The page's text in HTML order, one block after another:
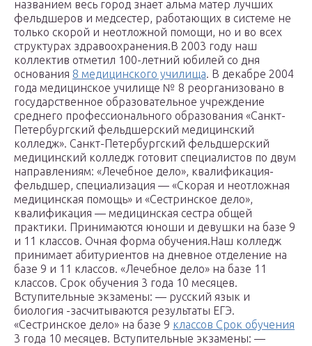
названием весь город знает альма матер лучших
фельдшеров и медсестер, работающих в системе не
только скорой и неотложной помощи, но и во всех
структурах здравоохранения.В 2003 году наш
коллектив отметил 100-летний юбилей со дня
основания 8 медицинского училища. В декабре 2004
года медицинское училище № 8 реорганизовано в
государственное образовательное учреждение
среднего профессионального образования «Санкт-
Петербургский фельдшерский медицинский
колледж». Санкт-Петербургский фельдшерский
медицинский колледж готовит специалистов по двум
направлениям: «Лечебное дело», квалификация-
фельдшер, специализация — «Скорая и неотложная
медицинская помощь» и «Сестринское дело»,
квалификация — медицинская сестра общей
практики. Принимаются юноши и девушки на базе 9
и 11 классов. Очная форма обучения.Наш колледж
принимает абитуриентов на дневное отделение на
базе 9 и 11 классов. «Лечебное дело» на базе 11
классов. Срок обучения 3 года 10 месяцев.
Вступительные экзамены: — русский язык и
биология -засчитываются результаты ЕГЭ.
«Сестринское дело» на базе 9 классов Срок обучения
3 года 10 месяцев. Вступительные экзамены: —